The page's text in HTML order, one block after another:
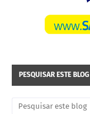
PESQUISAR ESTE BLOG